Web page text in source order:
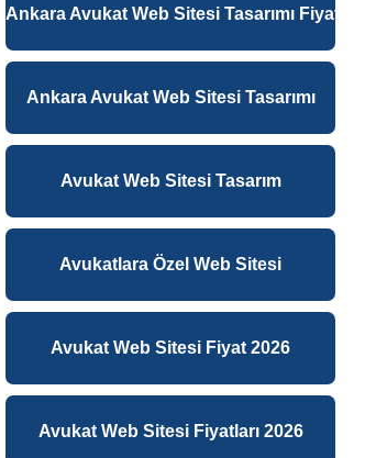
Ankara Avukat Web Sitesi Tasarımı
Ankara Avukat Web Sitesi Tasarımı
Avukat Web Sitesi Tasarım
Avukatlara Özel Web Sitesi
Avukat Web Sitesi Fiyat 2026
Avukat Web Sitesi Fiyatları 2026